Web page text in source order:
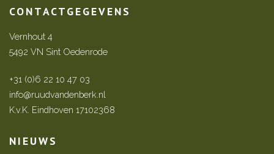
CONTACTGEGEVENS
Vernhout 4
5492 VN Sint Oedenrode
+31 (0)6 22 10 47 03
info@ruudvandenberk.nl
K.v.K. Eindhoven 17102368
NIEUWS